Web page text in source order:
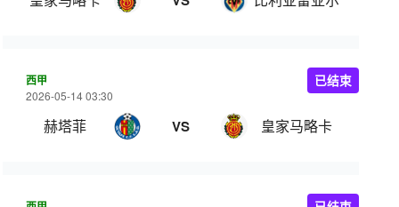
西甲
2026-05-14 03:30
赫塔菲 VS 皇家马略卡
已结束